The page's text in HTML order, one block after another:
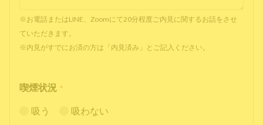
※お電話またはLINE、Zoomにて20分程度ご内見に関するお話をさせ
ていただきます。
※内見がすでにお済の方は「内見済み」とご記入ください。
喫煙状況 *
吸う 吸わない